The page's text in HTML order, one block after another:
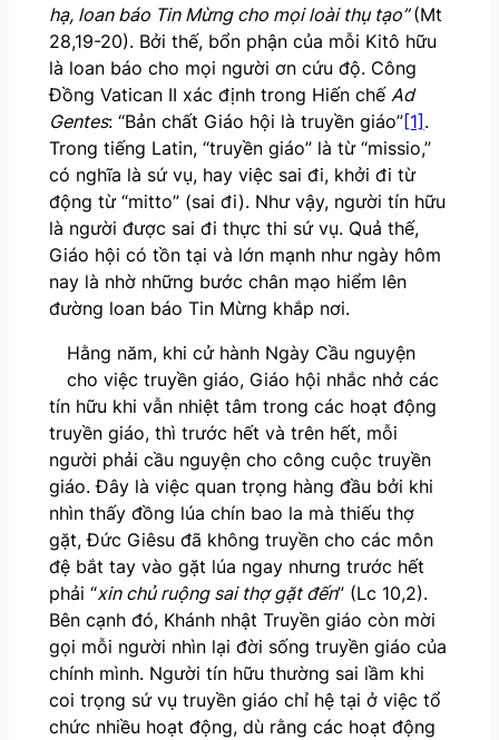
hạ, loan báo Tin Mừng cho mọi loài thụ tạo”(Mt
28,19-20). Bởi thế, bổn phận của mỗi Kitô hữu
là loan báo cho mọi người ơn cứu độ. Công
Đồng Vatican II xác định trong Hiến chế Ad
Gentes: “Bản chất Giáo hội là truyền giáo”[1].
Trong tiếng Latin, “truyền giáo” là từ “missio,”
có nghĩa là sứ vụ, hay việc sai đi, khởi đi từ
động từ “mitto” (sai đi). Như vậy, người tín hữu
là người được sai đi thực thi sứ vụ. Quả thế,
Giáo hội có tồn tại và lớn mạnh như ngày hôm
nay là nhờ những bước chân mạo hiểm lên
đường loan báo Tin Mừng khắp nơi.
Hằng năm, khi cử hành Ngày Cầu nguyện
cho việc truyền giáo, Giáo hội nhắc nhở các
tín hữu khi vẫn nhiệt tâm trong các hoạt động
truyền giáo, thì trước hết và trên hết, mỗi
người phải cầu nguyện cho công cuộc truyền
giáo. Đây là việc quan trọng hàng đầu bởi khi
nhìn thấy đồng lúa chín bao la mà thiếu thợ
gặt, Đức Giêsu đã không truyền cho các môn
đệ bắt tay vào gặt lúa ngay nhưng trước hết
phải “xin chủ ruộng sai thợ gặt đến” (Lc 10,2).
Bên cạnh đó, Khánh nhật Truyền giáo còn mời
gọi mỗi người nhìn lại đời sống truyền giáo của
chính mình. Người tín hữu thường sai lầm khi
coi trọng sứ vụ truyền giáo chỉ hệ tại ở việc tổ
chức nhiều hoạt động, dù rằng các hoạt động